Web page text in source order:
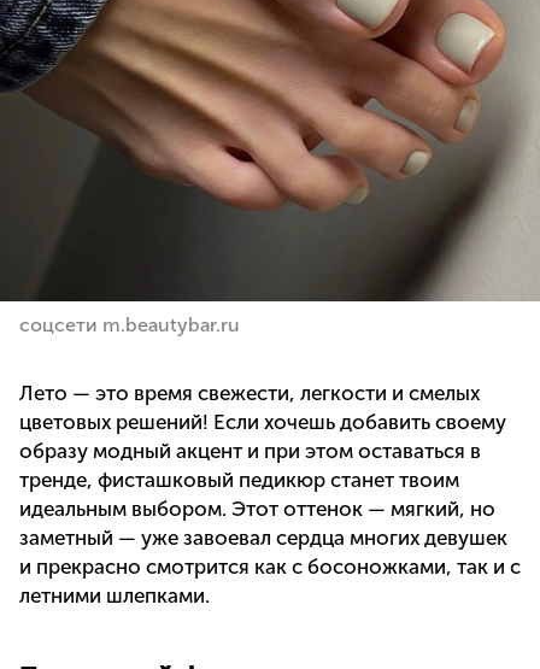
соцсети m.beautybar.ru
Лето — это время свежести, легкости и смелых
цветовых решений! Если хочешь добавить своему
образу модный акцент и при этом оставаться в
тренде, фисташковый педикюр станет твоим
идеальным выбором. Этот оттенок — мягкий, но
заметный — уже завоевал сердца многих девушек
и прекрасно смотрится как с босоножками, так и с
летними шлепками.